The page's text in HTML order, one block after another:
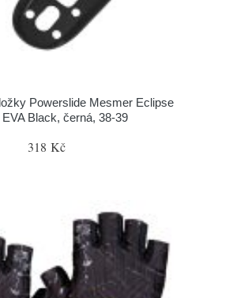
Powerslide Mesmer Eclipse
EVA Black, černá, 38-39
318 Kč